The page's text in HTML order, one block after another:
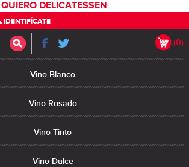
IDENTIFÍCATE
(0)
Vino Blanco
Vino Rosado
Vino Tinto
Vino Dulce
QUIERO DELICATESSEN